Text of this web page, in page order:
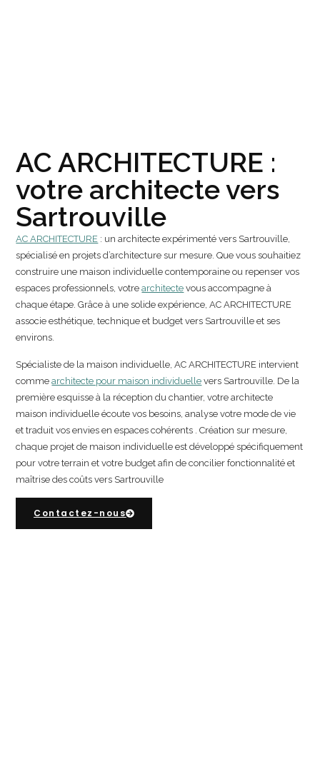
AC ARCHITECTURE :
votre architecte vers
Sartrouville
AC ARCHITECTURE : un architecte expérimenté vers Sartrouville,
spécialisé en projets d’architecture sur mesure. Que vous souhaitiez
construire une maison individuelle contemporaine ou repenser vos
espaces professionnels, votrearchitecte vous accompagne à
chaque étape. Grâce à une solide expérience, AC ARCHITECTURE
associe esthétique, technique et budget vers Sartrouville et ses
environs.
Spécialiste de la maison individuelle, AC ARCHITECTURE intervient
commearchitecte pour maison individuelle vers Sartrouville. De la
première esquisse à la réception du chantier, votre architecte
maison individuelle écoute vos besoins, analyse votre mode de vie
et traduit vos envies en espaces cohérents . Création sur mesure,
chaque projet de maison individuelle est développé spécifiquement
pour votre terrain et votre budget afin de concilier fonctionnalité et
maîtrise des coûts vers Sartrouville
Contactez-nous